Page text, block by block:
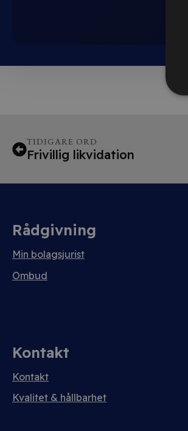
TIDIGARE ORD
Frivillig likvidation
Rådgivning
Min bolagsjurist
Ombud
Kontakt
Kontakt
Kvalitet & hållbarhet